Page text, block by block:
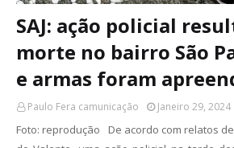
SAJ: ação policial
morte no bairro São
e armas foram
Paulo Fera camunicação Janeiro 29, 2024
Foto: reprodução De acordo com relatos